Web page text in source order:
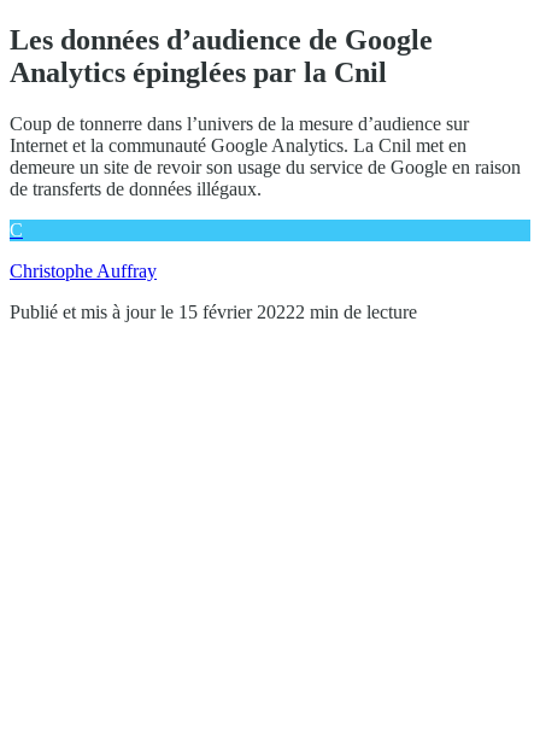
Les données d’audience de Google
Analytics épinglées par la Cnil
Coup de tonnerre dans l’univers de la mesure d’audience sur
Internet et la communauté Google Analytics. La Cnil met en
demeure un site de revoir son usage du service de Google en raison
de transferts de données illégaux.
C
Christophe Auffray
Publié et mis à jour le 15 février 20222 min de lecture